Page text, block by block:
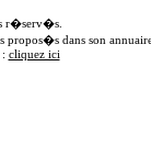
r�serv�s.
propos�s dans son
cliquez ici